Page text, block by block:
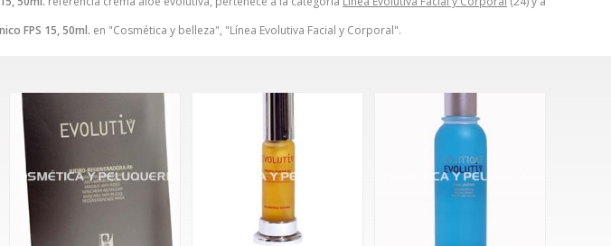
FPS 15, 50ml. en "Cosmética y belleza", "Línea Evolutiva Facial y Corporal".